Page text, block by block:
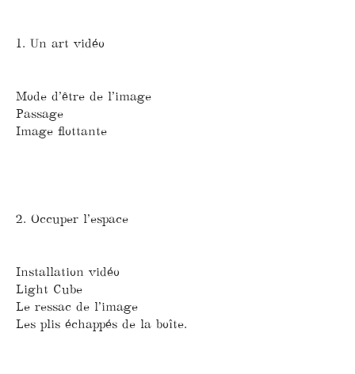
1. Un art vidéo
Mode d’être de l’image
Passage
Image flottante
2. Occuper l’espace
Installation vidéo
Light Cube
Le ressac de l’image
Les plis échappés de la boîte.